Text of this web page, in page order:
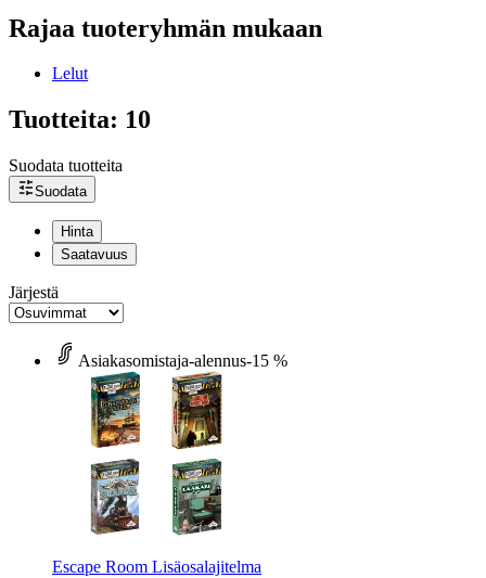
Rajaa tuoteryhmän mukaan
Lelut
Tuotteita: 10
Suodata tuotteita
Suodata
Hinta
Saatavuus
Järjestä
Asiakasomistaja-alennus-15 %
Escape Room Lisäosalajitelma